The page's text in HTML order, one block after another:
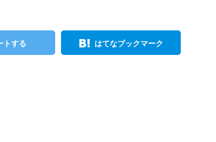
トする はてなブックマーク